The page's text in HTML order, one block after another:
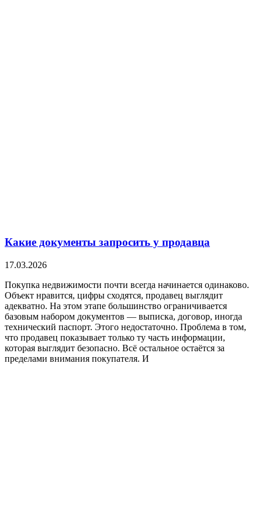
Какие документы запросить у продавца
17.03.2026
Покупка недвижимости почти всегда начинается одинаково.
Объект нравится, цифры сходятся, продавец выглядит
адекватно. На этом этапе большинство ограничивается
базовым набором документов — выписка, договор, иногда
технический паспорт. Этого недостаточно. Проблема в том,
что продавец показывает только ту часть информации,
которая выглядит безопасно. Всё остальное остаётся за
пределами внимания покупателя. И